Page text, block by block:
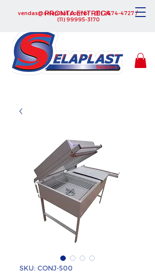
PRONTA ENTREGA
vendas@selaplast.com.br-(11) 2674-4727/
(11) 99995-3170
SKU: CONJ-500